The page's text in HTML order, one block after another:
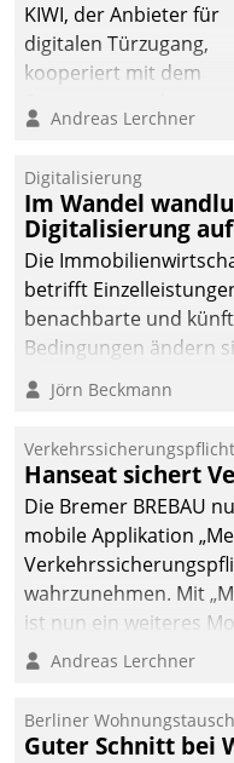
KIWI, der Anbieter für
digitalen Türzugang,
kooperiert mit dem
Andreas Lerchner
Digitalisierung
Im Wandel
Digitalisierung
Die
betrifft
benachbarte und
Bedingungen ändern
technisch die
fürs Wachsen öffnen?
Jörn Beckmann
Verkehrssicherungspflicht
Hanseat sichert
Die Bremer BREBAU
mobile Applikation
wahrzunehmen. Mit
ist nun ein weiteres
Einsatz.
Andreas Lerchner
Berliner
Guter Schnitt bei